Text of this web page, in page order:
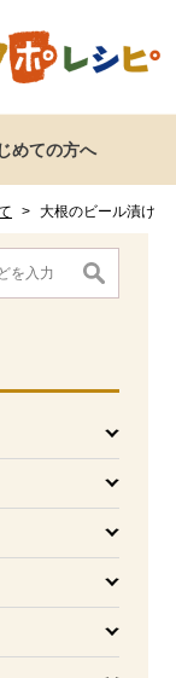
めての方へ
> 大根のビール漬け
ニューです。
ここまで。